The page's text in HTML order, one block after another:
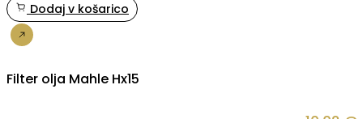
Dodaj v košarico
Filter olja Mahle Hx15